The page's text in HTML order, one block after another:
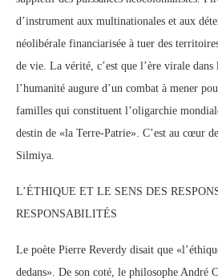
d’instrument aux multinationales et aux
néolibérale financiarisée à tuer des
de vie. La vérité, c’est que l’ère virale dans
l’humanité augure d’un combat à mener
familles qui constituent l’oligarchie
destin de «la Terre-Patrie». C’est au cœur
Silmiya.
L’ÉTHIQUE ET LE SENS DES
RESPONSABILITÉS
Le poète Pierre Reverdy disait que
dedans». De son coté, le philosophe André